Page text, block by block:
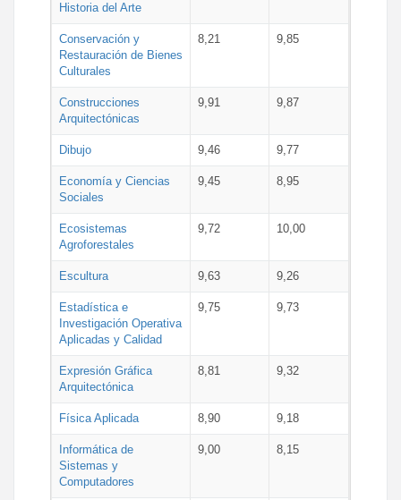
Historia del Arte
Conservación y
Restauración de Bienes
Culturales
8,21 9,85
Construcciones
Arquitectónicas
9,91 9,87
Dibujo 9,46 9,77
Economía y Ciencias
Sociales
9,45 8,95
Ecosistemas
Agroforestales
9,72 10,00
Escultura 9,63 9,26
Estadística e
Investigación Operativa
Aplicadas y Calidad
9,75 9,73
Expresión Gráfica
Arquitectónica
8,81 9,32
Física Aplicada 8,90 9,18
Informática de
Sistemas y
Computadores
9,00 8,15